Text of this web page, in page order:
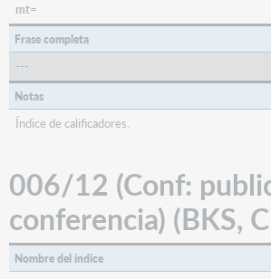
mt=
Frase completa
---
Notas
Índice de calificadores.
006/12 (Conf:
conferencia) (BKS,
Nombre del índice